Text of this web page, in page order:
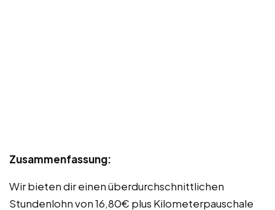
Zusammenfassung:
Wir bieten dir einen überdurchschnittlichen
Stundenlohn von 16,80€ plus Kilometerpauschale